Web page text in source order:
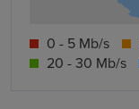
0 - 5 Mb/s
20 - 30 Mb/s